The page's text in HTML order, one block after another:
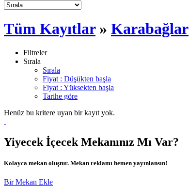
Tüm Kayıtlar» Karabağlar
Filtreler
Sırala
Sırala
Fiyat : Düşükten başla
Fiyat : Yüksekten başla
Tarihe göre
Henüz bu kritere uyan bir kayıt yok.
Yiyecek İçecek Mekanınız Mı Var?
Kolayca mekan oluştur. Mekan reklamı hemen yayınlansın!
Bir Mekan Ekle